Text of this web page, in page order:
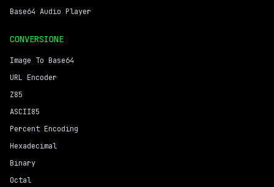
Base64 Audio Player
CONVERSIONE
Image To Base64
URL Encoder
Z85
ASCII85
Percent Encoding
Hexadecimal
Binary
Octal